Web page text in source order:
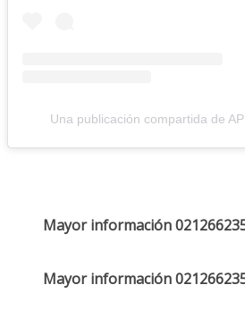
Una publicación compartida de
Mayor información
Mayor información